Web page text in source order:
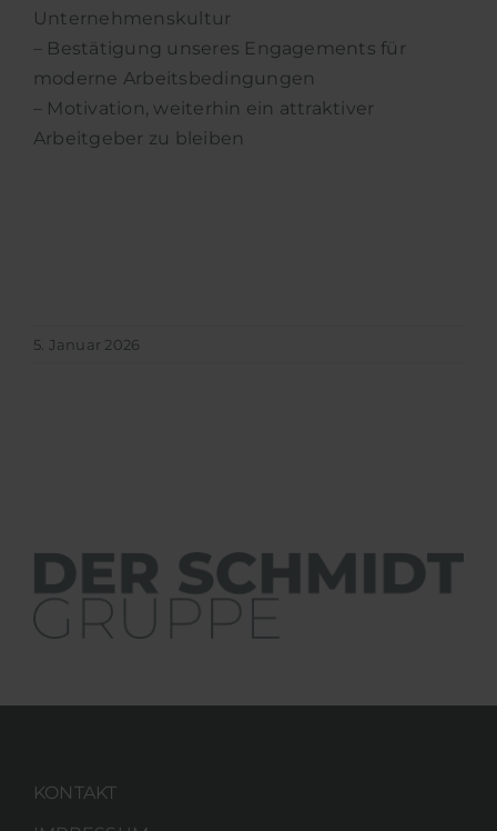
Unternehmenskultur
– Bestätigung unseres Engagements für
moderne Arbeitsbedingungen
– Motivation, weiterhin ein attraktiver
Arbeitgeber zu bleiben
5. Januar 2026
KONTAKT